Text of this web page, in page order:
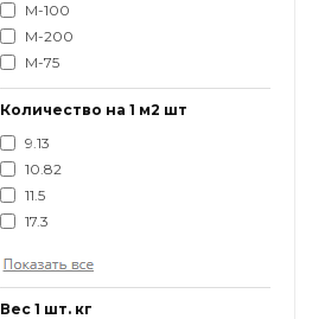
М-100
М-200
М-75
Количество на 1 м2 шт
9.13
10.82
11.5
17.3
Вес 1 шт. кг